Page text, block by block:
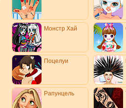
Монстр Хай
Поцелуи
Рапунцель